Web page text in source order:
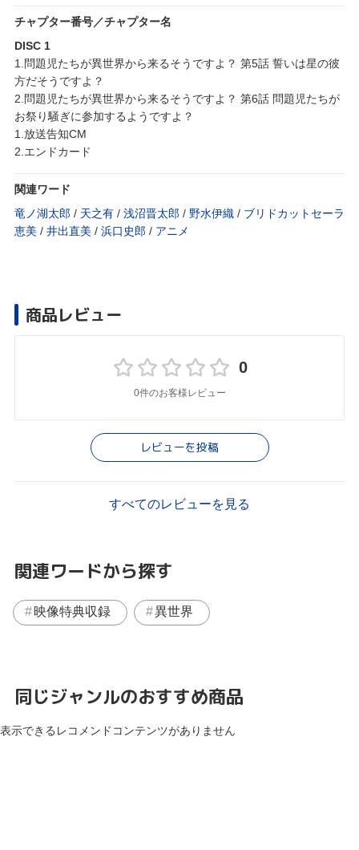
チャプター番号／チャプター名
DISC 1
1.問題児たちが異世界から来るそうですよ？ 第5話 誓いは星の彼
方だそうですよ？
2.問題児たちが異世界から来るそうですよ？ 第6話 問題児たちが
お祭り騒ぎに参加するようですよ？
1.放送告知CM
2.エンドカード
関連ワード
竜ノ湖太郎 / 天之有 / 浅沼晋太郎 / 野水伊織 / ブリドカットセーラ
恵美 / 井出直美 / 浜口史郎 / アニメ
商品レビュー
0
0件のお客様レビュー
レビューを投稿
すべてのレビューを見る
関連ワードから探す
映像特典収録 異世界
同じジャンルのおすすめ商品
表示できるレコメンドコンテンツがありません